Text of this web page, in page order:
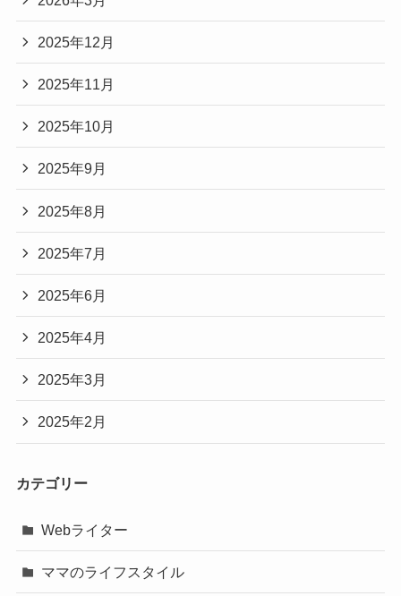
2025年12月
2025年11月
2025年10月
2025年9月
2025年8月
2025年7月
2025年6月
2025年4月
2025年3月
2025年2月
カテゴリー
Webライター
ママのライフスタイル